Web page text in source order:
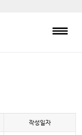
작성일자